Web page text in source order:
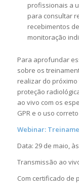
profissionais a
para consultar
recebimentos
monitoração
Para aprofundar
sobre os
realizar do
proteção
ao vivo com os
GPR e o uso
Webinar:
Data: 29 de maio,
Transmissão ao
Com certificado de